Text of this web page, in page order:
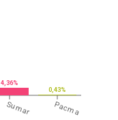
Sumar Pacma
4,36%
0,43%